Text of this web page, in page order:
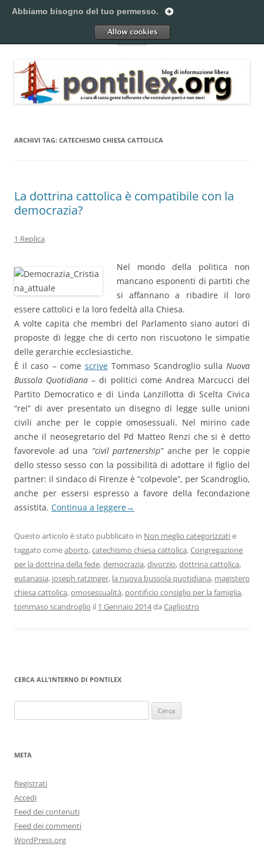
al
Pontilex
Menu
ARCHIVI TAG: CATECHISMO CHIESA CATTOLICA
La dottrina cattolica è compatibile con la
democrazia?
1 Replica
Nel mondo della politica non
mancano esponenti di partiti che
si affannano a ribadire il loro
essere cattolici e la loro fedeltà alla Chiesa.
A volte capita che membri del Parlamento siano autori di
proposte di legge che di certo non riscuotono le simpatie
delle gerarchie ecclesiastiche.
È il caso – comescrive Tommaso Scandroglio sullaNuova
Bussola Quotidiana – di politici come Andrea Marcucci del
Partito Democratico e di Linda Lanzillotta di Scelta Civica
“rei” di aver presentato un disegno di legge sulle unioni
civili anche per le coppie omosessuali. Nel mirino cade
anche il neosegretario del Pd Matteo Renzi che si è detto
favorevole ad una “civil partenership”anche per le coppie
dello stesso sesso con la possibilità di adottare il figlio del
partner: il sindaco di Firenze è “colpevole”, per Scandroglio,
anche per essersi espresso a favore della fecondazione
assistita. Continua a leggere→
Questo articolo è stato pubblicato in Non meglio categorizzatie
taggato comeaborto,catechismo chiesa cattolica,Congregazione
per la dottrina della fede,democrazia,divorzio,dottrina cattolica,
eutanasia, joseph ratzinger, la nuova bussola quotidiana, magistero
chiesa cattolica,omosessualità, pontificio consiglio per la famiglia,
tommaso scandroglio il 1 Gennaio 2014da Cagliostro
CERCA ALL’INTERNO DI PONTILEX
per:
META
Registrati
Accedi
Feed dei contenuti
Feed dei commenti
WordPress.org
Abbiamo bisogno del tuo permesso.